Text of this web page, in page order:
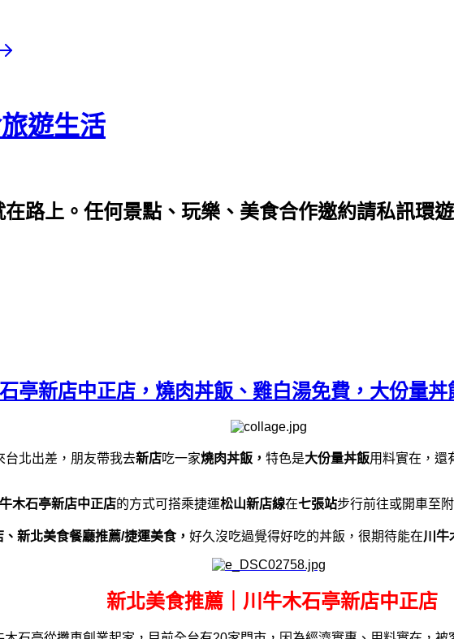
遊生活
路上。任何景點、玩樂、美食合作邀約請私訊環
亭新店中正店，燒肉丼飯、雞白湯免費，大份量
台北出差，朋友帶我去新店吃一家燒肉丼飯， 特色是大份量丼飯用料實在，還
木石亭新店中正店的方式可搭乘捷運松山新店線在七張站步行前往或開車至
、新北美食餐廳推薦/捷運美食， 好久沒吃過覺得好吃的丼飯，很期待能在川牛
新北美食推薦｜川牛木石亭新店中正店